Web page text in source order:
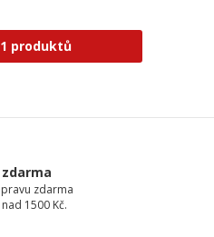
produktů
zdarma
1500 Kč.